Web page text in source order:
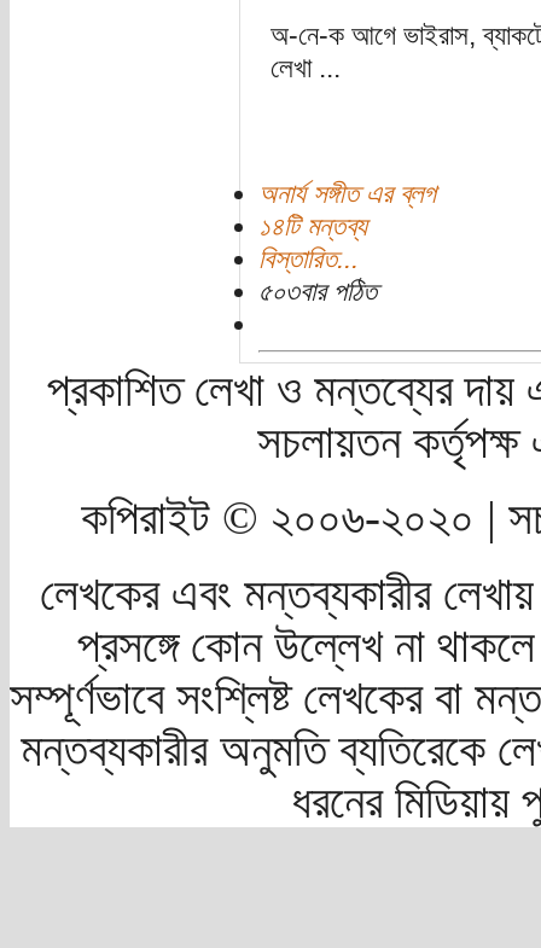
অ-নে-ক আগে ভাইরাস,
লেখা ...
অনার্য সঙ্গীত এর ব্লগ
১৪টি মন্তব্য
বিস্তারিত...
৫০৩বার পঠিত
প্রকাশিত লেখা ও মন্তব্যের দায়
সচলায়তন
কপিরাইট © ২০০৬-২০২০ |
লেখকের এবং মন্তব্যকারীর
প্রসঙ্গে কোন উল্লেখ না
সম্পূর্ণভাবে সংশ্লিষ্ট লেখকের বা
মন্তব্যকারীর অনুমতি ব্যতিরেকে
ধরনের মিডিয়ায়